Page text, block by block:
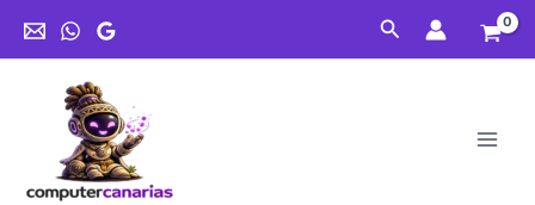
Buscar
C2600
Cian
cantidad